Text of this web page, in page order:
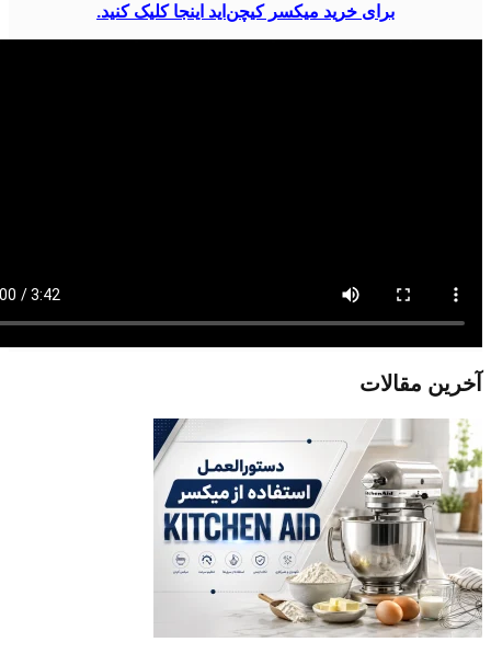
برای خرید میکسر کیچن‌اید اینجا کلیک کنید.
آخرین مقالات